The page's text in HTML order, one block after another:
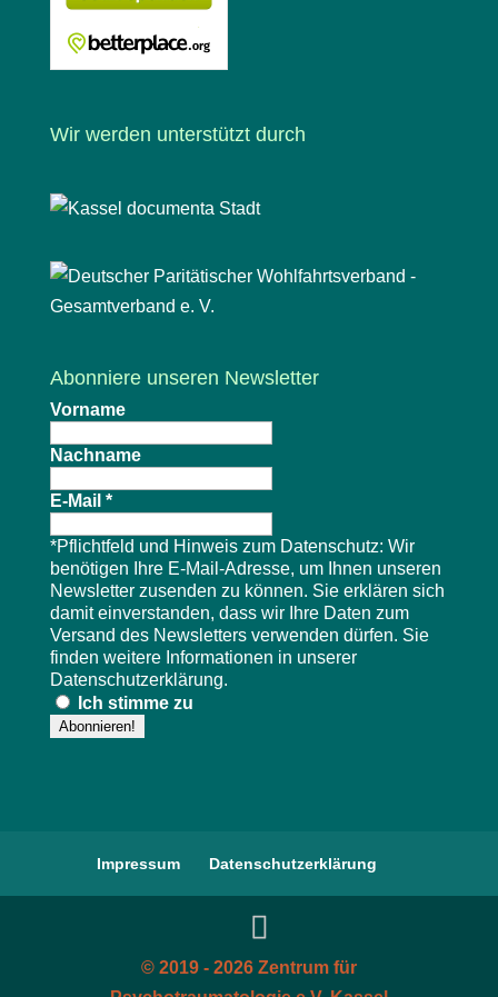
Wir werden unterstützt durch
Abonniere unseren Newsletter
Vorname
Nachname
E-Mail *
*Pflichtfeld und Hinweis zum Datenschutz: Wir
benötigen Ihre E-Mail-Adresse, um Ihnen unseren
Newsletter zusenden zu können. Sie erklären sich
damit einverstanden, dass wir Ihre Daten zum
Versand des Newsletters verwenden dürfen. Sie
finden weitere Informationen in unserer
Datenschutzerklärung.
Ich stimme zu
Impressum Datenschutzerklärung
© 2019 - 2026 Zentrum für